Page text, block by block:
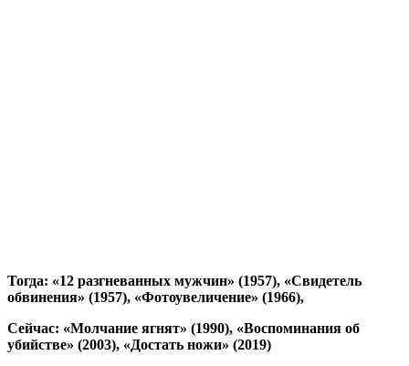
Тогда: «12 разгневанных мужчин» (1957), «Свидетель
обвинения» (1957), «Фотоувеличение» (1966),
Сейчас: «Молчание ягнят» (1990), «Воспоминания об
убийстве» (2003), «Достать ножи» (2019)